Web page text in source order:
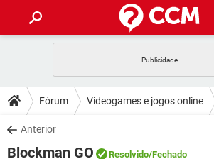
CELULAR FACEBOOK
OUTLOOK
INSTAGRAM GMAIL
DICAS
JOGOS WHATSAPP
DOWNLOADS
JOGOS WHATSAPP
Fórum Videogames e jogos online
Anterior
Blockman GO Resolvido/Fechado